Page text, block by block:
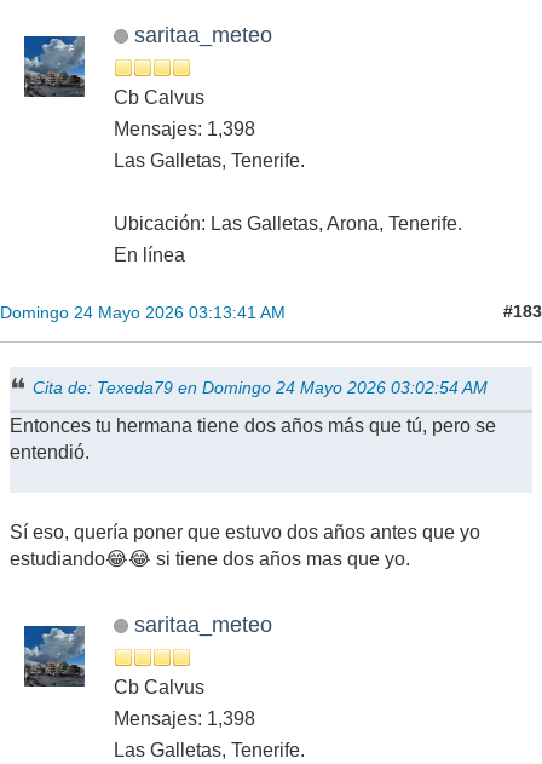
saritaa_meteo
Cb Calvus
Mensajes: 1,398
Las Galletas, Tenerife.
Ubicación: Las Galletas, Arona, Tenerife.
En línea
Domingo 24 Mayo 2026 03:13:41 AM #183
Cita de: Texeda79 en Domingo 24 Mayo 2026 03:02:54 AM
Entonces tu hermana tiene dos años más que tú, pero se
entendió.
Sí eso, quería poner que estuvo dos años antes que yo
estudiando😂😂 si tiene dos años mas que yo.
saritaa_meteo
Cb Calvus
Mensajes: 1,398
Las Galletas, Tenerife.